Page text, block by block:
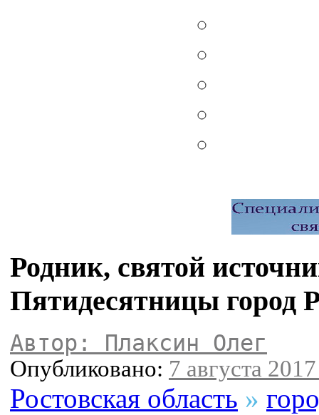
Родник, святой
Пятидесятницы город
Автор: Плаксин Олег
Опубликовано: 7 августа
Ростовская область »